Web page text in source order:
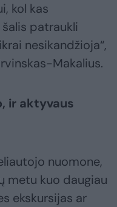
kol kas
patraukli
nesikandžioja“,
Makalius.
ir aktyvaus
nuomone,
metu kuo daugiau
ekskursijas ar